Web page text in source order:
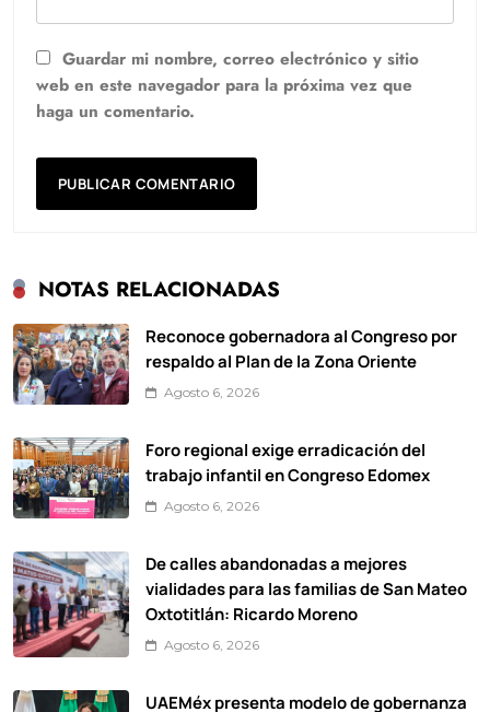
Guardar mi nombre, correo electrónico y sitio
web en este navegador para la próxima vez que
haga un comentario.
NOTAS RELACIONADAS
Reconoce gobernadora al Congreso por
respaldo al Plan de la Zona Oriente
Agosto 6, 2026
Foro regional exige erradicación del
trabajo infantil en Congreso Edomex
Agosto 6, 2026
De calles abandonadas a mejores
vialidades para las familias de San Mateo
Oxtotitlán: Ricardo Moreno
Agosto 6, 2026
UAEMéx presenta modelo de gobernanza